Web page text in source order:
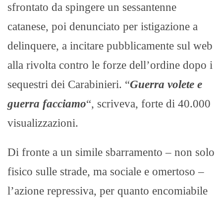
sfrontato da spingere un sessantenne
catanese, poi denunciato per istigazione a
delinquere, a incitare pubblicamente sul web
alla rivolta contro le forze dell’ordine dopo i
sequestri dei Carabinieri. “Guerra volete e
guerra facciamo“, scriveva, forte di 40.000
visualizzazioni.
Di fronte a un simile sbarramento – non solo
fisico sulle strade, ma sociale e omertoso –
l’azione repressiva, per quanto encomiabile